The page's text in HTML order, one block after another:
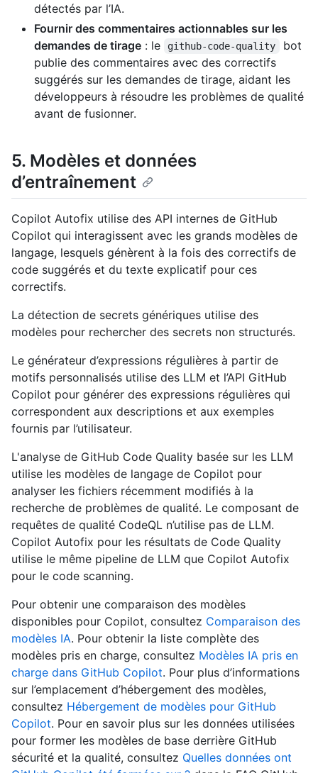
détectés par l’IA.
Fournir des commentaires actionnables sur les
demandes de tirage : le github-code-quality
bot
publie des commentaires avec des correctifs
suggérés sur les demandes de tirage, aidant les
développeurs à résoudre les problèmes de qualité
avant de fusionner.
5. Modèles et données
d’entraînement
Copilot Autofix utilise des API internes de GitHub
Copilot qui interagissent avec les grands modèles de
langage, lesquels génèrent à la fois des correctifs de
code suggérés et du texte explicatif pour ces
correctifs.
La détection de secrets génériques utilise des
modèles pour rechercher des secrets non structurés.
Le générateur d’expressions régulières à partir de
motifs personnalisés utilise des LLM et l’API GitHub
Copilot pour générer des expressions régulières qui
correspondent aux descriptions et aux exemples
fournis par l’utilisateur.
L'analyse de GitHub Code Quality basée sur les LLM
utilise les modèles de langage de Copilot pour
analyser les fichiers récemment modifiés à la
recherche de problèmes de qualité. Le composant de
requêtes de qualité CodeQL n’utilise pas de LLM.
Copilot Autofix pour les résultats de Code Quality
utilise le même pipeline de LLM que Copilot Autofix
pour le code scanning.
Pour obtenir une comparaison des modèles
disponibles pour Copilot, consultez Comparaison des
modèles IA. Pour obtenir la liste complète des
modèles pris en charge, consultez Modèles IA pris en
charge dans GitHub Copilot. Pour plus d’informations
sur l’emplacement d’hébergement des modèles,
consultez Hébergement de modèles pour GitHub
Copilot. Pour en savoir plus sur les données utilisées
pour former les modèles de base derrière GitHub
sécurité et la qualité, consultez Quelles données ont